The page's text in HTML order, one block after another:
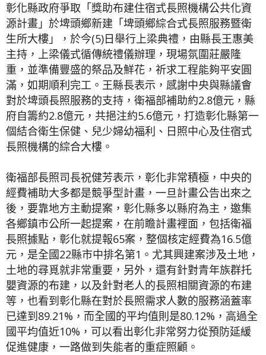
彰化縣政府爭取「獎助布建住宿式長照機構公共化資
源計畫」於埤頭鄉新建「埤頭鄉綜合式長照服務暨衛
生所大樓」，於今(5)日舉行上梁典禮，由縣長王惠美
主持，上梁儀式循傳統禮儀辦理，現場氛圍莊嚴隆
重，並準備豐盛的祭品及鮮花，祈求工程能夠平安圓
滿，如期順利完工。王縣長表示，感謝中央與縣議會
對於埤頭長照服務的支持，衛福部補助約2.8億元，縣
府自籌約2.8億元，共挹注約5.6億元，打造彰化縣第一
個結合衛生保健、兒少婦幼福利、日照中心及住宿式
長照機構的綜合大樓。
衛福部長照司長祝健芳表示，彰化非常積極，中央的
經費補助大多都是競爭型計畫，一旦計畫公告出來之
後，要靠地方主動提案，彰化縣多以縣府為主，邀集
各鄉鎮市公所一起提案，在前瞻計畫裡面，包括衛福
長照據點，彰化就提報65案，整個核定經費為16.5億
元，是全國22縣市中排名第1。尤其興建案涉及土地，
土地的尋覓就非常重要，另外，還有針對青年族群托
嬰資源的布建，以及針對老人的長照相關資源的布建
等，也看到彰化縣在對於長照需求人數的服務涵蓋率
已達到89.21%，而全國的平均值則是80.12%，高過全
國平均值近10%，可以看出彰化非常努力從預防延緩
促進健康，一路做到失能者的重症照顧。